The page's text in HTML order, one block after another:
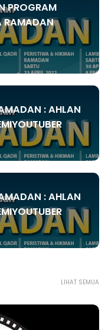
PROGRAM
RAMADAN
: AHLAN
: AHLAN
LIHAT SEMUA